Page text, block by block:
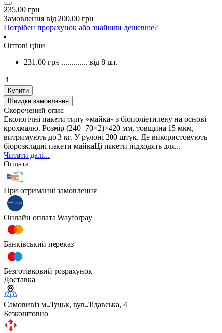
235.00 грн
Замовлення від 200.00 грн
Потрібен прорахунок або знайшли дешевше?
Оптові ціни
231.00 грн ............. від 8 шт.
Купити
Швидке замовлення
Скорочений опис
Екологічні пакети типу «майка» з біополіетилену на основі
крохмалю. Розмір (240+70×2)×420 мм, товщина 15 мкм,
витримують до 3 кг. У рулоні 200 штук. Де використовують
біорозкладні пакети майкаЦі пакети підходять для...
Читати далі...
Оплата
При отриманні замовлення
Онлайн оплата Wayforpay
Банківський переказ
Безготівковий розрахунок
Доставка
Самовивіз м.Луцьк, вул.Лідавська, 4
Безкоштовно